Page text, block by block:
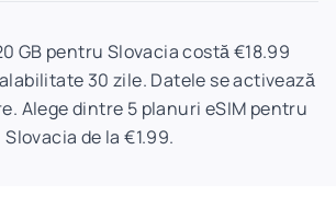
GB pentru Slovacia costă €18.99
30 zile. Datele se activează
Alege dintre 5 planuri eSIM pentru
Slovacia de la €1.99.